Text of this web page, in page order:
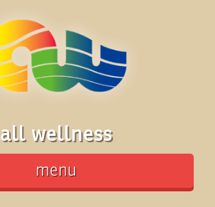
all wellness
menu